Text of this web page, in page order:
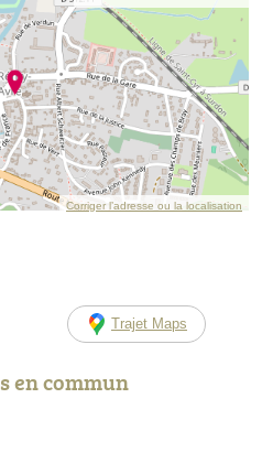
Corriger l’adresse ou la localisation
Trajet Maps
en commun